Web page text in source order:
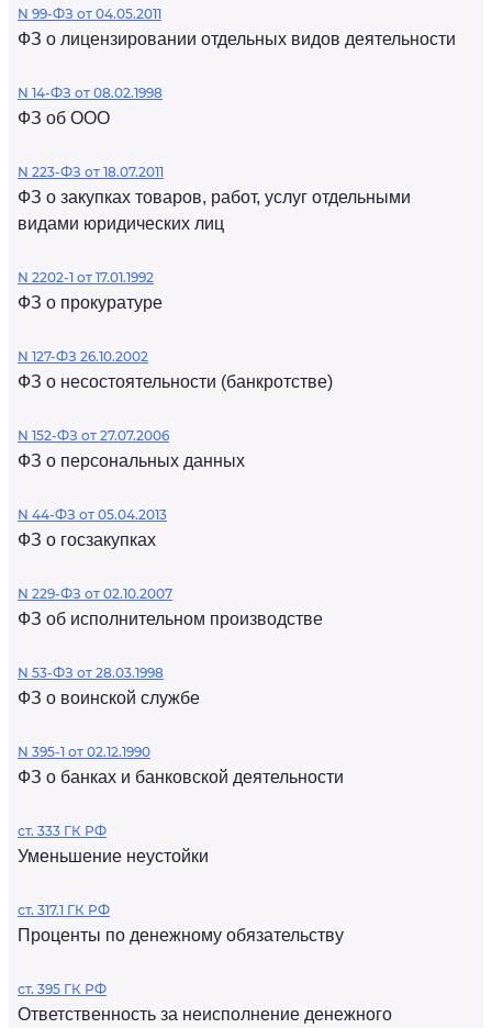
N 99-ФЗ от 04.05.2011
ФЗ о лицензировании отдельных видов деятельности
N 14-ФЗ от 08.02.1998
ФЗ об ООО
N 223-ФЗ от 18.07.2011
ФЗ о закупках товаров, работ, услуг отдельными
видами юридических лиц
N 2202-1 от 17.01.1992
ФЗ о прокуратуре
N 127-ФЗ 26.10.2002
ФЗ о несостоятельности (банкротстве)
N 152-ФЗ от 27.07.2006
ФЗ о персональных данных
N 44-ФЗ от 05.04.2013
ФЗ о госзакупках
N 229-ФЗ от 02.10.2007
ФЗ об исполнительном производстве
N 53-ФЗ от 28.03.1998
ФЗ о воинской службе
N 395-1 от 02.12.1990
ФЗ о банках и банковской деятельности
ст. 333 ГК РФ
Уменьшение неустойки
ст. 317.1 ГК РФ
Проценты по денежному обязательству
ст. 395 ГК РФ
Ответственность за неисполнение денежного